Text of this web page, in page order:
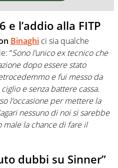
e l’addio alla FITP
Binaghi ci sia qualche
“Sono l’unico ex tecnico che
dopo essere stato
e fui messo da
e senza battere cassa.
l’occasione per mettere la
nessuno di noi si sarebbe
male la chance di fare il
dubbi su Sinner”